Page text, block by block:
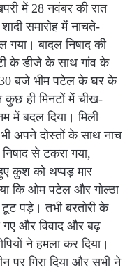
में 28 नवंबर की रात
समारोह में नाचते-
बादल निषाद की
के डीजे के साथ गांव के
बजे भीम पटेल के घर के
ही मिनटों में चीख-
में बदल दिया। मिली
अपने दोस्तों के साथ नाच
से टकरा गया,
कुश को थप्पड़ मार
कि ओम पटेल और गोल्ठा
पड़े। तभी बरतोरी के
और विवाद और बढ़
ने हमला कर दिया।
गिरा दिया और सभी ने